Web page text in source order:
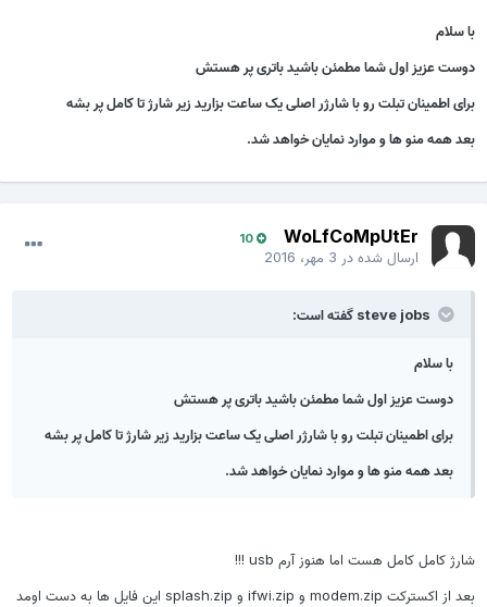
با سلام
دوست عزیز اول شما مطمئن باشید باتری پر هستش
برای اطمینان تبلت رو با شارژر اصلی یک ساعت بزارید زیر شارژ تا کامل پر بشه
بعد همه منو ها و موارد نمایان خواهد شد.
WoLfCoMpUtEr
10
ارسال شده در3 مهر، 2016
steve jobs گفته است:
با سلام
دوست عزیز اول شما مطمئن باشید باتری پر هستش
برای اطمینان تبلت رو با شارژر اصلی یک ساعت بزارید زیر شارژ تا کامل پر بشه
بعد همه منو ها و موارد نمایان خواهد شد.
شارژ کامل کامل هست اما هنوز آرم usb !!!
بعد از اکسترکت modem.zip و ifwi.zip و splash.zip این فایل ها به دست اومد